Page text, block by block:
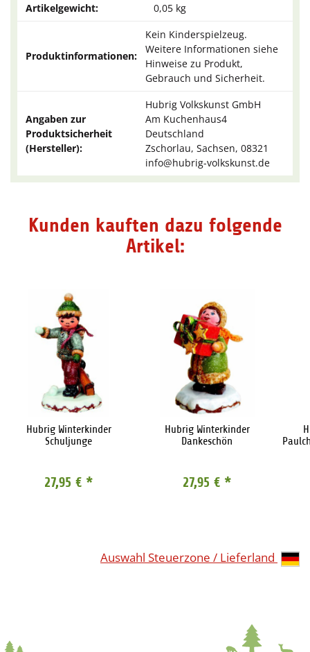
Artikelgewicht: 0,05 kg
Produktinformationen:
Kein Kinderspielzeug.
Weitere Informationen siehe
Hinweise zu Produkt,
Gebrauch und Sicherheit.
Angaben zur
Produktsicherheit
(Hersteller):
Hubrig Volkskunst GmbH
Am Kuchenhaus4
Deutschland
Zschorlau, Sachsen, 08321
info@hubrig-volkskunst.de
Kunden kauften dazu folgende
Artikel:
Hubrig Winterkinder
Schuljunge
27,95 € *
Hubrig Winterkinder
Dankeschön
27,95 € *
Auswahl Steuerzone / Lieferland